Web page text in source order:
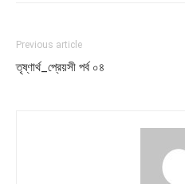
Previous article
তৃষ্ণার্থ_প্রেয়সী পর্ব ০৪